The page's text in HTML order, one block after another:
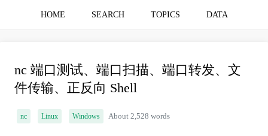
HOME SEARCH TOPICS DATA
nc 端口测试、端口扫描、端口转发、文
件传输、正反向 Shell
nc Linux Windows About 2,528 words